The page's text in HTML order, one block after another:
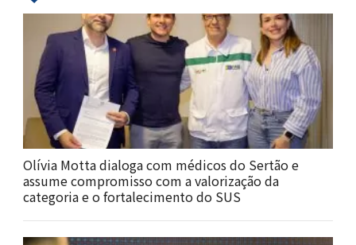
Olívia Motta dialoga com médicos do Sertão e
assume compromisso com a valorização da
categoria e o fortalecimento do SUS